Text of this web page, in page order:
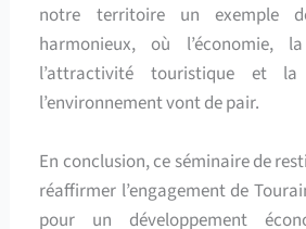
notre territoire un exemple
harmonieux, où l’économie,
l’attractivité touristique et la
l’environnement vont de pair.
En conclusion, ce séminaire de
réaffirmer l’engagement de
pour un développement